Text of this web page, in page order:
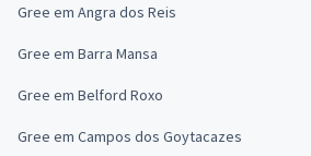
Gree em Angra dos Reis
Gree em Barra Mansa
Gree em Belford Roxo
Gree em Campos dos Goytacazes